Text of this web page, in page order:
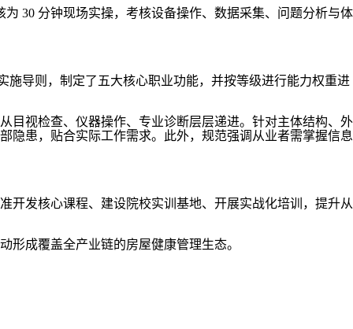
30 分钟现场实操，考核设备操作、数据采集、问题分析与体
导则，制定了五大核心职业功能，并按等级进行能力权重进
目视检查、仪器操作、专业诊断层层递进。针对主体结构、外
隐患，贴合实际工作需求。此外，规范强调从业者需掌握信息
开发核心课程、建设院校实训基地、开展实战化培训，提升从
形成覆盖全产业链的房屋健康管理生态。